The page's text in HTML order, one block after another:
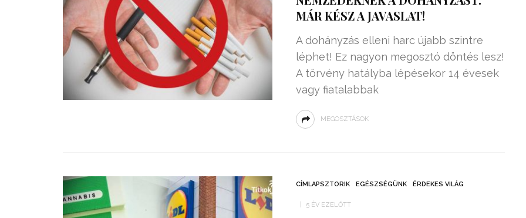
MÁR KÉSZ A JAVASLAT!
A dohányzás elleni harc újabb szintre
léphet! Ez nagyon megosztó döntés lesz!
A törvény hatályba lépésekor 14 évesek
vagy fiatalabbak
MEGOSZTÁSOK
CÍMLAPSZTORIK EGÉSZSÉGÜNK ÉRDEKES VILÁG
5 ÉV EZELŐTT